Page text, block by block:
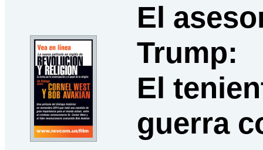
El
Trump:
El
guerra